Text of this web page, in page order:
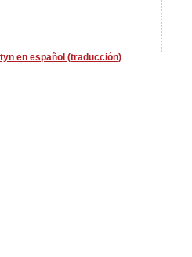
en español (traducción)